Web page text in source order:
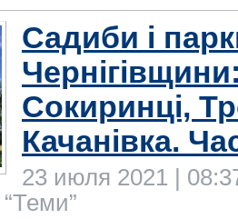
Садиби і
Сокиринці,
Качанівка.
23 июля 2021 |